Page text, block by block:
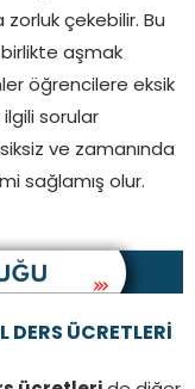
çekebilir. Bu
aşmak
öğrencilere eksik
ilgili sorular
ve zamanında
sağlamış olur.
ÜCRETLERİ